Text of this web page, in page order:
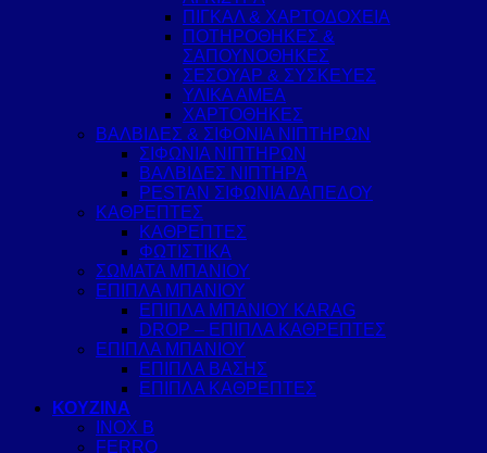
ΠΙΓΚΑΛ & ΧΑΡΤΟΔΟΧΕΙΑ
ΠΟΤΗΡΟΘΗΚΕΣ &
ΣΑΠΟΥΝΟΘΗΚΕΣ
ΣΕΣΟΥΑΡ & ΣΥΣΚΕΥΕΣ
ΥΛΙΚΑ ΑΜΕΑ
ΧΑΡΤΟΘΗΚΕΣ
ΒΑΛΒΙΔΕΣ & ΣΙΦΟΝΙΑ ΝΙΠΤΗΡΩΝ
ΣΙΦΩΝΙΑ ΝΙΠΤΗΡΩΝ
ΒΑΛΒΙΔΕΣ ΝΙΠΤΗΡΑ
PESTAN ΣΙΦΩΝΙΑ ΔΑΠΕΔΟΥ
ΚΑΘΡΕΠΤΕΣ
ΚΑΘΡΕΠΤΕΣ
ΦΩΤΙΣΤΙΚΑ
ΣΩΜΑΤΑ ΜΠΑΝΙΟΥ
ΕΠΙΠΛΑ ΜΠΑΝΙΟΥ
ΕΠΙΠΛΑ ΜΠΑΝΙΟΥ KARAG
DROP – ΕΠΙΠΛΑ ΚΑΘΡΕΠΤΕΣ
ΕΠΙΠΛΑ ΜΠΑΝΙΟΥ
ΕΠΙΠΛΑ ΒΑΣΗΣ
ΕΠΙΠΛΑ ΚΑΘΡΕΠΤΕΣ
ΚΟΥΖΙΝΑ
INOX B
FERRO